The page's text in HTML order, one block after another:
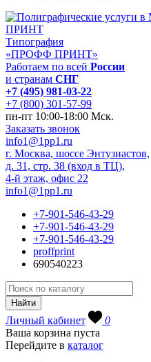
Типография
«ПРОФФ ПРИНТ»
Работаем по всей России
и странам СНГ
+7 (495) 981-03-22
+7 (800) 301-57-99
пн-пт 10:00-18:00 Мск.
Заказать звонок
info1@1pp1.ru
г. Москва, шоссе Энтузиастов,
д. 31, стр. 38 (вход в ТЦ),
4-й этаж, офис 22
info1@1pp1.ru
+7-901-546-43-29
+7-901-546-43-29
+7-901-546-43-29
proffprint
690540223
Личный кабинет
0
Ваша корзина пуста
Перейдите в каталог